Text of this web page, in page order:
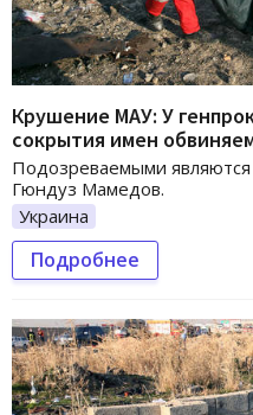
Крушение МАУ: У
сокрытия имен
Подозреваемыми
Гюндуз Мамедов.
Украина
Подробнее